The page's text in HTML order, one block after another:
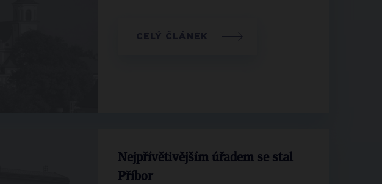
CELÝ ČLÁNEK
Nejpřívětivějším úřadem se stal
Příbor